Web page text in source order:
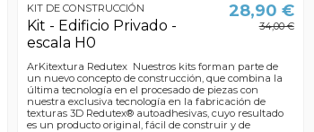
KIT DE CONSTRUCCIÓN
Kit - Edificio Privado -
escala H0
28,90 €
34,00 €
ArKitextura Redutex Nuestros kits forman parte de
un nuevo concepto de construcción, que combina la
última tecnología en el procesado de piezas con
nuestra exclusiva tecnología en la fabricación de
texturas 3D Redutex® autoadhesivas, cuyo resultado
es un producto original, fácil de construir y de